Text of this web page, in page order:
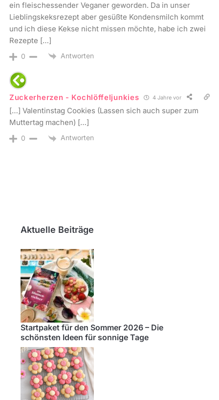
ein fleischessender Veganer geworden. Da in unser
Lieblingskeksrezept aber gesüßte Kondensmilch kommt
und ich diese Kekse nicht missen möchte, habe ich zwei
Rezepte […]
0 Antworten
Zuckerherzen - Kochlöffeljunkies 4 Jahre vor
[…] Valentinstag Cookies (Lassen sich auch super zum
Muttertag machen) […]
0 Antworten
Aktuelle Beiträge
Startpaket für den Sommer 2026 – Die
schönsten Ideen für sonnige Tage